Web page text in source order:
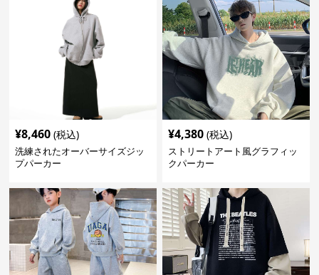
¥8,460 (税込)
洗練されたオーバーサイズジッ
プパーカー
¥4,380 (税込)
ストリートアート風グラフィッ
クパーカー